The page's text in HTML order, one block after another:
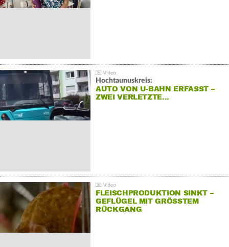
Hochtaunuskreis:
AUTO VON U-BAHN ERFASST –
ZWEI VERLETZTE…
FLEISCHPRODUKTION SINKT –
GEFLÜGEL MIT GRÖSSTEM R
ÜCKGANG